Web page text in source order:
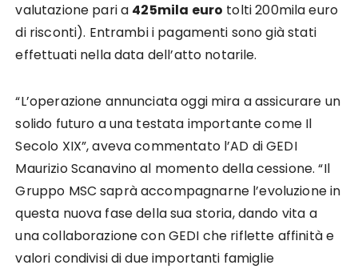
valutazione pari a 425mila euro tolti 200mila euro
di risconti). Entrambi i pagamenti sono già stati
effettuati nella data dell’atto notarile.
“L’operazione annunciata oggi mira a assicurare un
solido futuro a una testata importante come Il
Secolo XIX”, aveva commentato l’AD di GEDI
Maurizio Scanavino al momento della cessione. “Il
Gruppo MSC saprà accompagnarne l’evoluzione in
questa nuova fase della sua storia, dando vita a
una collaborazione con GEDI che riflette affinità e
valori condivisi di due importanti famiglie